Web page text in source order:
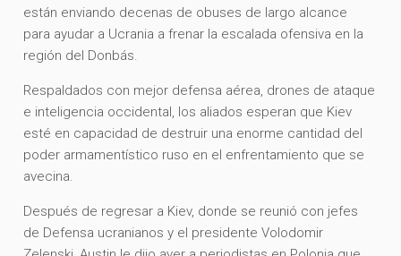
están enviando decenas de obuses de largo alcance
para ayudar a Ucrania a frenar la escalada ofensiva en la
región del Donbás.
Respaldados con mejor defensa aérea, drones de ataque
e inteligencia occidental, los aliados esperan que Kiev
esté en capacidad de destruir una enorme cantidad del
poder armamentístico ruso en el enfrentamiento que se
avecina.
Después de regresar a Kiev, donde se reunió con jefes
de Defensa ucranianos y el presidente Volodomir